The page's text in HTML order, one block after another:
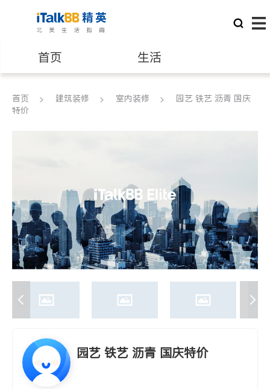
首页 生活
医生 律师
建筑装修
首页 建筑装修 室内装修
园艺 铁艺 沥青 国庆
特价
园艺 铁艺 沥青 国庆特价